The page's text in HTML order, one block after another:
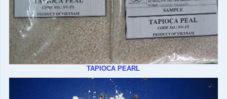
TAPIOCA PEARL